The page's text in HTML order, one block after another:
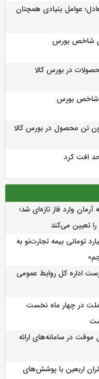
عوامل بنیادی همچنان
وارد فاز تازه‌ای شد؛
تعیین می‌کند
خسارت ۶ میلیارد تومانی بیمه تجارت‌نو به
اداره كل روابط عمومی
در چهار ماه نخست
در سامانه‌های ارائه
اربعین با پوشش‌های